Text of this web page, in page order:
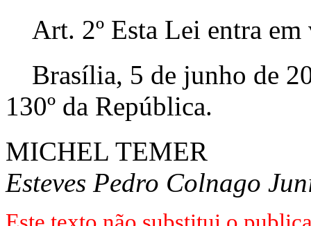
Art. 2º Esta Lei entra
Brasília, 5 de junho de
130º da República.
MICHEL TEMER
Esteves Pedro Colnago